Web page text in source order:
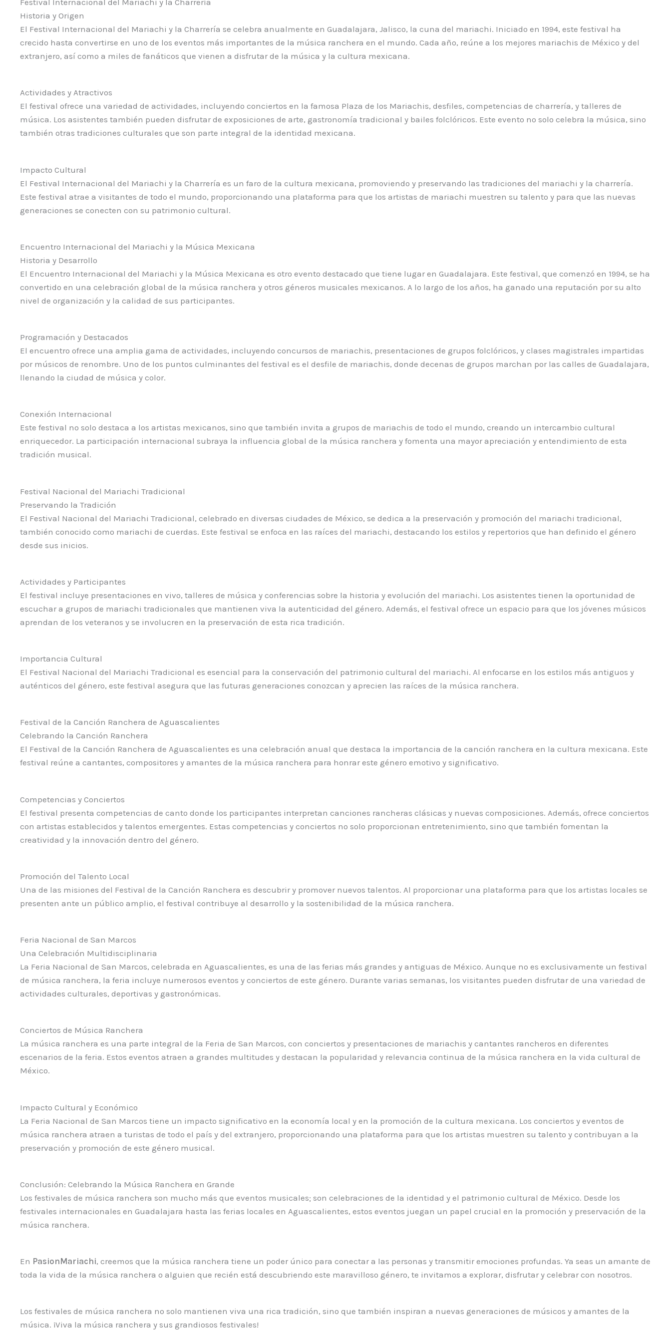
Festival Internacional del Mariachi y la Charrería
Historia y Origen
El Festival Internacional del Mariachi y la Charrería se celebra anualmente en Guadalajara, Jalisco, la cuna del mariachi. Iniciado en 1994, este festival ha
crecido hasta convertirse en uno de los eventos más importantes de la música ranchera en el mundo. Cada año, reúne a los mejores mariachis de México y del
extranjero, así como a miles de fanáticos que vienen a disfrutar de la música y la cultura mexicana.
Actividades y Atractivos
El festival ofrece una variedad de actividades, incluyendo conciertos en la famosa Plaza de los Mariachis, desfiles, competencias de charrería, y talleres de
música. Los asistentes también pueden disfrutar de exposiciones de arte, gastronomía tradicional y bailes folclóricos. Este evento no solo celebra la música, sino
también otras tradiciones culturales que son parte integral de la identidad mexicana.
Impacto Cultural
El Festival Internacional del Mariachi y la Charrería es un faro de la cultura mexicana, promoviendo y preservando las tradiciones del mariachi y la charrería.
Este festival atrae a visitantes de todo el mundo, proporcionando una plataforma para que los artistas de mariachi muestren su talento y para que las nuevas
generaciones se conecten con su patrimonio cultural.
Encuentro Internacional del Mariachi y la Música Mexicana
Historia y Desarrollo
El Encuentro Internacional del Mariachi y la Música Mexicana es otro evento destacado que tiene lugar en Guadalajara. Este festival, que comenzó en 1994, se ha
convertido en una celebración global de la música ranchera y otros géneros musicales mexicanos. A lo largo de los años, ha ganado una reputación por su alto
nivel de organización y la calidad de sus participantes.
Programación y Destacados
El encuentro ofrece una amplia gama de actividades, incluyendo concursos de mariachis, presentaciones de grupos folclóricos, y clases magistrales impartidas
por músicos de renombre. Uno de los puntos culminantes del festival es el desfile de mariachis, donde decenas de grupos marchan por las calles de Guadalajara,
llenando la ciudad de música y color.
Conexión Internacional
Este festival no solo destaca a los artistas mexicanos, sino que también invita a grupos de mariachis de todo el mundo, creando un intercambio cultural
enriquecedor. La participación internacional subraya la influencia global de la música ranchera y fomenta una mayor apreciación y entendimiento de esta
tradición musical.
Festival Nacional del Mariachi Tradicional
Preservando la Tradición
El Festival Nacional del Mariachi Tradicional, celebrado en diversas ciudades de México, se dedica a la preservación y promoción del mariachi tradicional,
también conocido como mariachi de cuerdas. Este festival se enfoca en las raíces del mariachi, destacando los estilos y repertorios que han definido el género
desde sus inicios.
Actividades y Participantes
El festival incluye presentaciones en vivo, talleres de música y conferencias sobre la historia y evolución del mariachi. Los asistentes tienen la oportunidad de
escuchar a grupos de mariachi tradicionales que mantienen viva la autenticidad del género. Además, el festival ofrece un espacio para que los jóvenes músicos
aprendan de los veteranos y se involucren en la preservación de esta rica tradición.
Importancia Cultural
El Festival Nacional del Mariachi Tradicional es esencial para la conservación del patrimonio cultural del mariachi. Al enfocarse en los estilos más antiguos y
auténticos del género, este festival asegura que las futuras generaciones conozcan y aprecien las raíces de la música ranchera.
Festival de la Canción Ranchera de Aguascalientes
Celebrando la Canción Ranchera
El Festival de la Canción Ranchera de Aguascalientes es una celebración anual que destaca la importancia de la canción ranchera en la cultura mexicana. Este
festival reúne a cantantes, compositores y amantes de la música ranchera para honrar este género emotivo y significativo.
Competencias y Conciertos
El festival presenta competencias de canto donde los participantes interpretan canciones rancheras clásicas y nuevas composiciones. Además, ofrece conciertos
con artistas establecidos y talentos emergentes. Estas competencias y conciertos no solo proporcionan entretenimiento, sino que también fomentan la
creatividad y la innovación dentro del género.
Promoción del Talento Local
Una de las misiones del Festival de la Canción Ranchera es descubrir y promover nuevos talentos. Al proporcionar una plataforma para que los artistas locales se
presenten ante un público amplio, el festival contribuye al desarrollo y la sostenibilidad de la música ranchera.
Feria Nacional de San Marcos
Una Celebración Multidisciplinaria
La Feria Nacional de San Marcos, celebrada en Aguascalientes, es una de las ferias más grandes y antiguas de México. Aunque no es exclusivamente un festival
de música ranchera, la feria incluye numerosos eventos y conciertos de este género. Durante varias semanas, los visitantes pueden disfrutar de una variedad de
actividades culturales, deportivas y gastronómicas.
Conciertos de Música Ranchera
La música ranchera es una parte integral de la Feria de San Marcos, con conciertos y presentaciones de mariachis y cantantes rancheros en diferentes
escenarios de la feria. Estos eventos atraen a grandes multitudes y destacan la popularidad y relevancia continua de la música ranchera en la vida cultural de
México.
Impacto Cultural y Económico
La Feria Nacional de San Marcos tiene un impacto significativo en la economía local y en la promoción de la cultura mexicana. Los conciertos y eventos de
música ranchera atraen a turistas de todo el país y del extranjero, proporcionando una plataforma para que los artistas muestren su talento y contribuyan a la
preservación y promoción de este género musical.
Conclusión: Celebrando la Música Ranchera en Grande
Los festivales de música ranchera son mucho más que eventos musicales; son celebraciones de la identidad y el patrimonio cultural de México. Desde los
festivales internacionales en Guadalajara hasta las ferias locales en Aguascalientes, estos eventos juegan un papel crucial en la promoción y preservación de la
música ranchera.
En PasionMariachi, creemos que la música ranchera tiene un poder único para conectar a las personas y transmitir emociones profundas. Ya seas un amante de
toda la vida de la música ranchera o alguien que recién está descubriendo este maravilloso género, te invitamos a explorar, disfrutar y celebrar con nosotros.
Los festivales de música ranchera no solo mantienen viva una rica tradición, sino que también inspiran a nuevas generaciones de músicos y amantes de la
música. ¡Viva la música ranchera y sus grandiosos festivales!